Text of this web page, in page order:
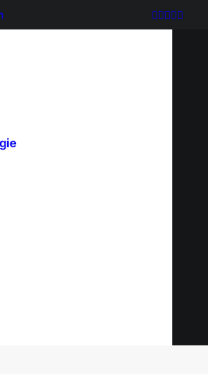
of Elegance
2025